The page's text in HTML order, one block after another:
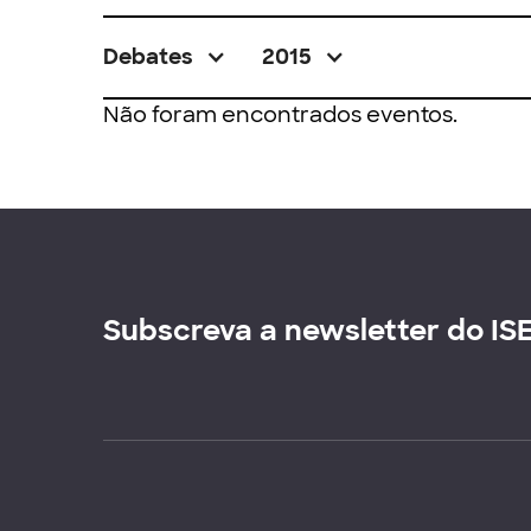
Debates 2015
Não foram encontrados eventos.
Subscreva a newsletter do